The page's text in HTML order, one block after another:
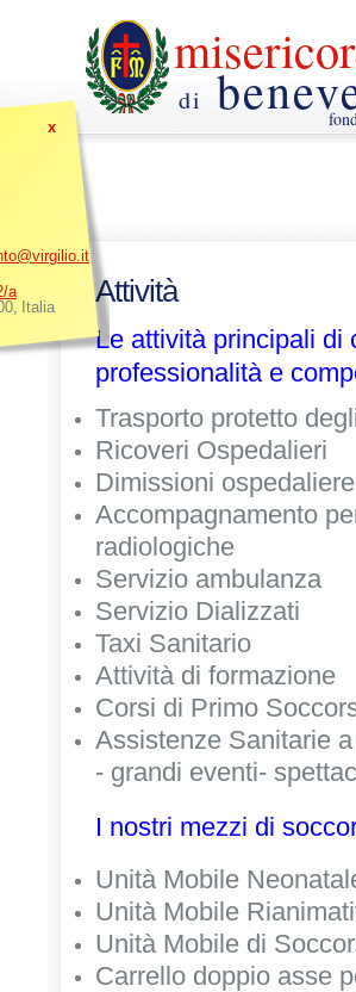
di
x
a
, Italia Attività
Le attività principali di
professionalità e
Trasporto protetto
Ricoveri Ospedalieri
Dimissioni ospedaliere
Accompagnamento
radiologiche
Servizio ambulanza
Servizio Dializzati
Taxi Sanitario
Attività di formazione
Corsi di Primo
Assistenze Sanitarie
- grandi eventi-
I nostri mezzi di
Unità Mobile
Unità Mobile
Unità Mobile di
Carrello doppio asse